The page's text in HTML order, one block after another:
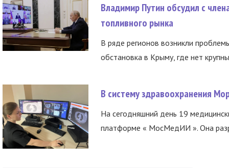
Владимир Путин обсудил с
топливного рынка
В ряде регионов возникли
обстановка в Крыму, где нет
В систему здравоохранения
На сегодняшний день 19
платформе « МосМедИИ ». Она